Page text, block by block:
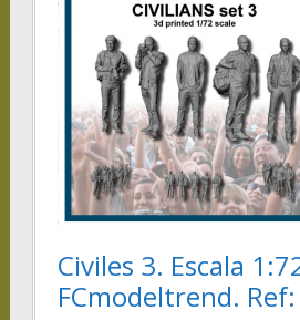
Civiles 3. Escala
FCmodeltrend.